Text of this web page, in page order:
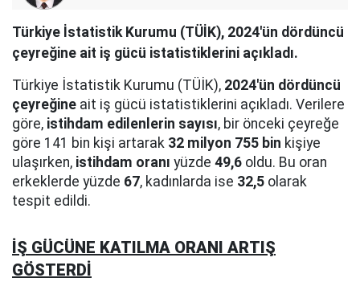
Türkiye İstatistik Kurumu (TÜİK), 2024'ün dördüncü
çeyreğine ait iş gücü istatistiklerini açıkladı.
Türkiye İstatistik Kurumu (TÜİK), 2024'ün dördüncü
çeyreğine ait iş gücü istatistiklerini açıkladı. Verilere
göre, istihdam edilenlerin sayısı, bir önceki çeyreğe
göre 141 bin kişi artarak 32 milyon 755 bin kişiye
ulaşırken, istihdam oranı yüzde 49,6 oldu. Bu oran
erkeklerde yüzde 67, kadınlarda ise 32,5 olarak
tespit edildi.
İŞ GÜCÜNE KATILMA ORANI ARTIŞ
GÖSTERDİ